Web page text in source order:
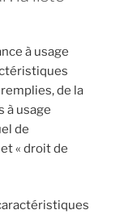
à usage
de la
à usage
de
« droit de